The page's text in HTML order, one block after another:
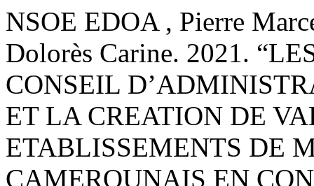
NSOE EDOA , Pierre
Dolorès Carine. 2021.
CONSEIL
ET LA CREATION DE
ETABLISSEMENTS DE
CAMEROUNAIS EN